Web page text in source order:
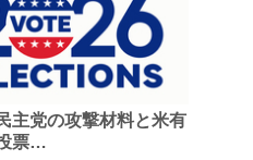
主党の攻撃材料と米有
票…